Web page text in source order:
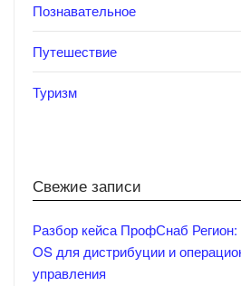
Познавательное
Путешествие
Туризм
Свежие записи
Разбор кейса ПрофСнаб
OS для дистрибуции и
управления